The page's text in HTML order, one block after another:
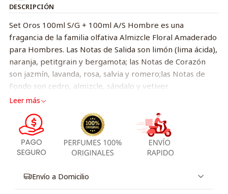
DESCRIPCIÓN
Set Oros 100ml S/G + 100ml A/S Hombre es una
fragancia de la familia olfativa Almizcle Floral Amaderado
para Hombres. Las Notas de Salida son limón (lima ácida),
naranja, petitgrain y bergamota; las Notas de Corazón
son jazmín, lavanda, rosa, salvia y romero;las Notas de
Fondo son cedro, almizcle, sándalo y vetiver.
Leer más
Envío a Domicilio